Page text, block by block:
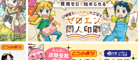
カート カート
サンプル
作品詳細
サンプル
作品詳細